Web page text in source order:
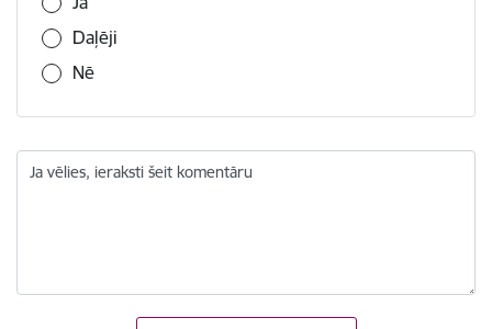
Daļēji
Nē
Ja vēlies, ieraksti šeit komentāru